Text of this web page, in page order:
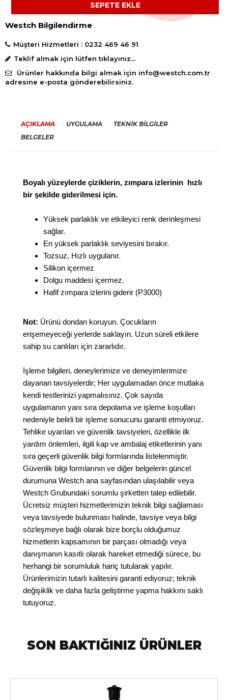
SEPETE EKLE
Westch Bilgilendirme
Müşteri Hizmetleri : 0232 469 46 91
Teklif almak için lütfentıklayınız...
Ürünler hakkında bilgi almak için info@westch.com.tr
adresine e-posta gönderebilirsiniz.
AÇIKLAMA UYGULAMA
TEKNİK BİLGİLER
BELGELER
Boyalı yüzeylerde çiziklerin, zımpara izlerinin hızlı
bir şekilde giderilmesi için.
Yüksek parlaklık ve etkileyici renk derinleşmesi
sağlar.
En yüksek parlaklık seviyesini bırakır.
Tozsuz, Hızlı uygulanır.
Silikon içermez
Dolgu maddesi içermez.
Hafif zımpara izlerini giderir (P3000)
Not: Ürünü dondan koruyun. Çocukların
erişemeyeceği yerlerde saklayın. Uzun süreli etkilere
sahip su canlıları için zararlıdır.
İşleme bilgileri, deneylerimize ve deneyimlerimize
dayanan tavsiyelerdir; Her uygulamadan önce mutlaka
kendi testlerinizi yapmalısınız. Çok sayıda
uygulamanın yanı sıra depolama ve işleme koşulları
nedeniyle belirli bir işleme sonucunu garanti etmiyoruz.
Tehlike uyarıları ve güvenlik tavsiyeleri, özellikle ilk
yardım önlemleri, ilgili kap ve ambalaj etiketlerinin yanı
sıra geçerli güvenlik bilgi formlarında listelenmiştir.
Güvenlik bilgi formlarının ve diğer belgelerin güncel
durumuna Westch ana sayfasından ulaşılabilir veya
Westch Grubundaki sorumlu şirketten talep edilebilir.
Ücretsiz müşteri hizmetlerimizin teknik bilgi sağlaması
veya tavsiyede bulunması halinde, tavsiye veya bilgi
sözleşmeye bağlı olarak bize borçlu olduğumuz
hizmetlerin kapsamının bir parçası olmadığı veya
danışmanın kasıtlı olarak hareket etmediği sürece, bu
herhangi bir sorumluluk hariç tutularak yapılır.
Ürünlerimizin tutarlı kalitesini garanti ediyoruz; teknik
değişiklik ve daha fazla geliştirme yapma hakkını saklı
tutuyoruz.
SON BAKTIĞINIZ ÜRÜNLER